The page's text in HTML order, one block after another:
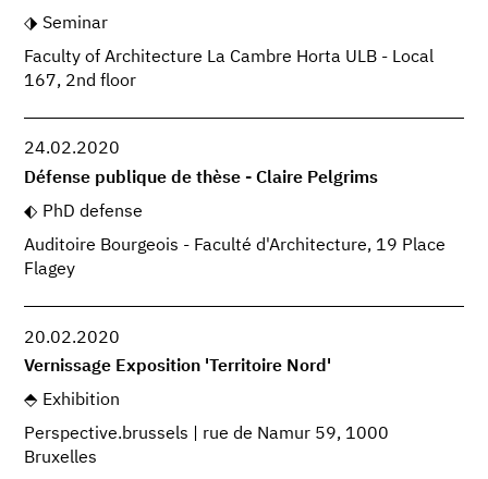
Seminar
Faculty of Architecture La Cambre Horta ULB - Local
167, 2nd floor
24.02.2020
Défense publique de thèse - Claire Pelgrims
PhD defense
Auditoire Bourgeois - Faculté d'Architecture, 19 Place
Flagey
20.02.2020
Vernissage Exposition 'Territoire Nord'
Exhibition
Perspective.brussels | rue de Namur 59, 1000
Bruxelles